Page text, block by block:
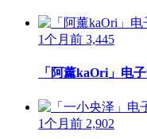
1个月前 3,445
「阿薰kaOri」电
1个月前 2,902